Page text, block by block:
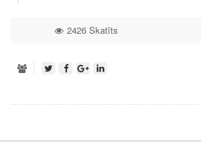
2426 Skatīts